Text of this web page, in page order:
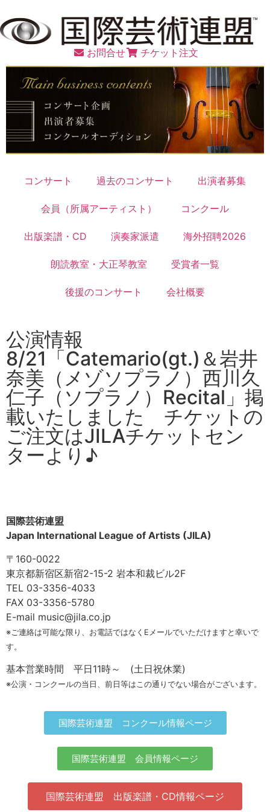
お問合せ チケット注文
コンサート 過去のコンサート 出演者募集
会員（所属アーティスト） コンクール
出版楽譜・CD 演奏家派遣 海外招聘2026
朗読教室・大正琴教室 受賞者一覧
後援のコンサート 会社概要
公演情報
8/21「Catemario(gt.)＆岩井
奈美（メゾソプラノ）西川久
仁子（ソプラノ）Recital」掲
載いたしました チケットの
ご注文はJILAチケットセン
ターより♪
国際芸術連盟
Japan International League of Artists (JILA)
〒160-0022
東京都新宿区新宿2-15-2 岩本和裁ビル2F
TEL 03-3356-4033
FAX 03-3356-5780
E-mail music@jila.co.jp
※ご連絡は可能な限り、お電話ではなくEメールでいただけますと幸いで
す。
基本営業時間 平日11時～ (土日祝休業)
※公演・コンクールの当日、前日等はこの通りでない場合がございます。
国際芸術連盟 コンクール情報ページ
国際芸術連盟 会員情報ページ
国際芸術連盟 出版楽譜・CD情報ページ